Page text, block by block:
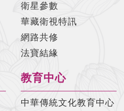
衛星參數
華藏衛視特訊
網路共修
法寶結緣
教育中心
中華傳統文化教育中心